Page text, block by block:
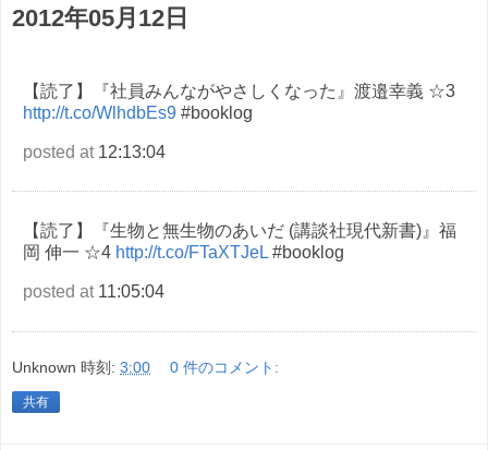
2012年05月12日
【読了】『社員みんながやさしくなった』渡邉幸義 ☆3
http://t.co/WlhdbEs9 #booklog
posted at12:13:04
【読了】『生物と無生物のあいだ (講談社現代新書)』福
岡 伸一 ☆4 http://t.co/FTaXTJeL #booklog
posted at11:05:04
Unknown 時刻: 3:00 0 件のコメント:
共有